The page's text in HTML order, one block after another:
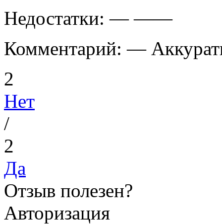
Недостатки: — ——
Комментарий: —
2
Нет
/
2
Да
Отзыв полезен?
Авторизация